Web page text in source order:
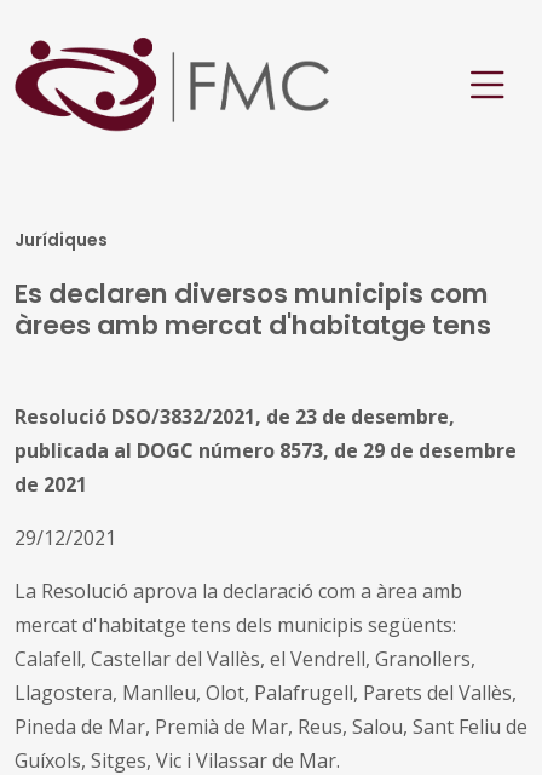
Jurídiques
Es declaren diversos municipis com
àrees amb mercat d'habitatge tens
Resolució DSO/3832/2021, de 23 de desembre,
publicada al DOGC número 8573, de 29 de desembre
de 2021
29/12/2021
La Resolució aprova la declaració com a àrea amb
mercat d'habitatge tens dels municipis següents:
Calafell, Castellar del Vallès, el Vendrell, Granollers,
Llagostera, Manlleu, Olot, Palafrugell, Parets del Vallès,
Pineda de Mar, Premià de Mar, Reus, Salou, Sant Feliu de
Guíxols, Sitges, Vic i Vilassar de Mar.